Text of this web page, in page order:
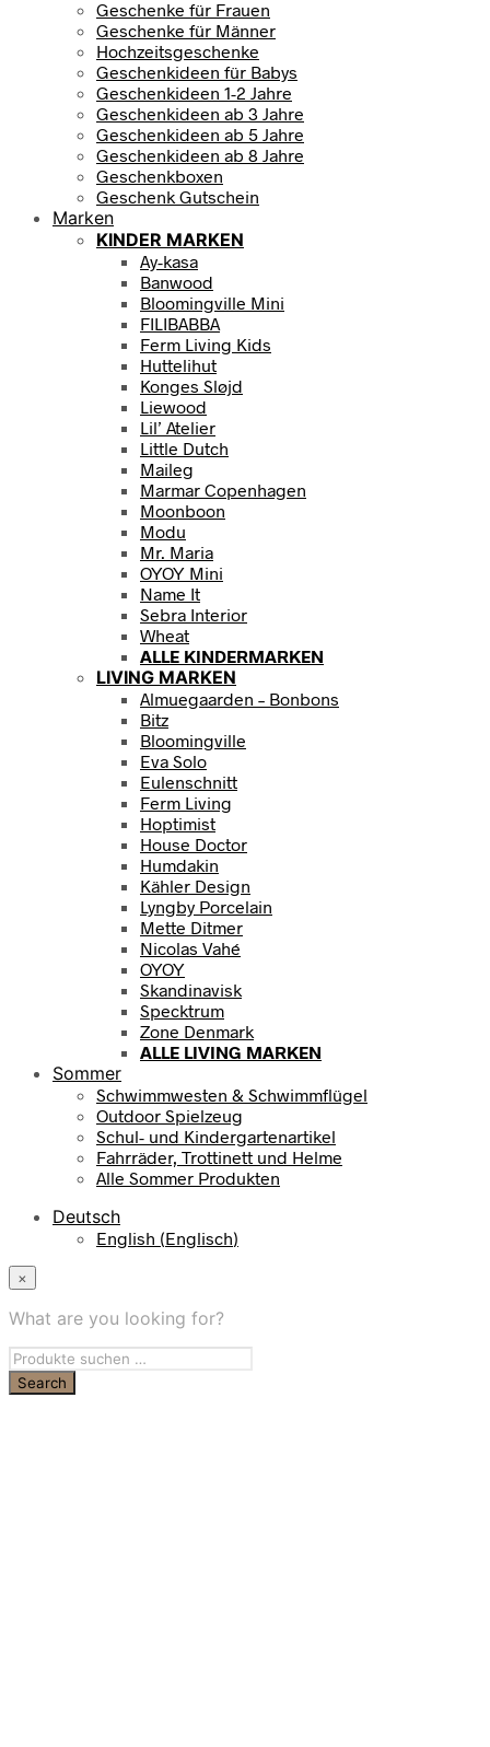
Geschenke für Frauen
Geschenke für Männer
Hochzeitsgeschenke
Geschenkideen für Babys
Geschenkideen 1-2 Jahre
Geschenkideen ab 3 Jahre
Geschenkideen ab 5 Jahre
Geschenkideen ab 8 Jahre
Geschenkboxen
Geschenk Gutschein
Marken
KINDER MARKEN
Ay-kasa
Banwood
Bloomingville Mini
FILIBABBA
Ferm Living Kids
Huttelihut
Konges Sløjd
Liewood
Lil’ Atelier
Little Dutch
Maileg
Marmar Copenhagen
Moonboon
Modu
Mr. Maria
OYOY Mini
Name It
Sebra Interior
Wheat
ALLE KINDERMARKEN
LIVING MARKEN
Almuegaarden – Bonbons
Bitz
Bloomingville
Eva Solo
Eulenschnitt
Ferm Living
Hoptimist
House Doctor
Humdakin
Kähler Design
Lyngby Porcelain
Mette Ditmer
Nicolas Vahé
OYOY
Skandinavisk
Specktrum
Zone Denmark
ALLE LIVING MARKEN
Sommer
Schwimmwesten & Schwimmflügel
Outdoor Spielzeug
Schul- und Kindergartenartikel
Fahrräder, Trottinett und Helme
Alle Sommer Produkten
Deutsch
English (Englisch)
×
What are you looking for?